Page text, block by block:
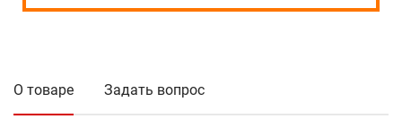
О товаре Задать вопрос